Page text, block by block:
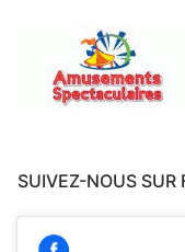
SUIVEZ-NOUS SUR